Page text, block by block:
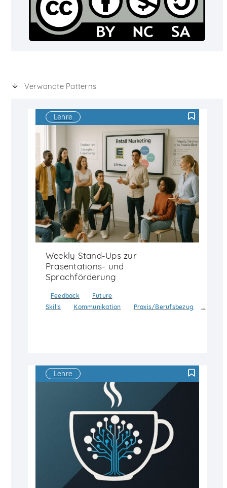
Verwandte Patterns
Lehre
F
Weekly Stand-Ups zur
Präsentations- und
Sprachförderung
Feedback
Future
Skills
Kommunikation Praxis/Berufsbezug …
Lehre
F